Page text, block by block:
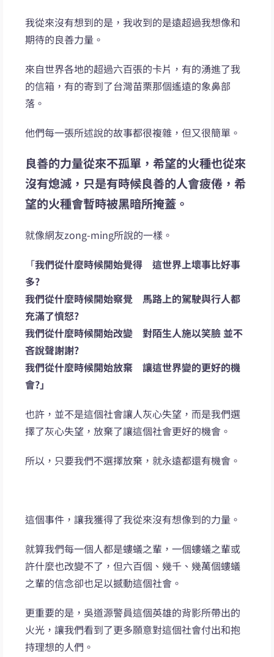
我從來沒有想到的是，我收到的是遠超過我想像和
期待的良善力量。
來自世界各地的超過六百張的卡片，有的湧進了我
的信箱，有的寄到了台灣苗栗那個遙遠的象鼻部
落。
他們每一張所述說的故事都很複雜，但又很簡單。
良善的力量從來不孤單，希望的火種也從來
沒有熄滅，只是有時候良善的人會疲倦，希
望的火種會暫時被黑暗所掩蓋。
就像網友zong-ming所說的一樣。
「我們從什麼時候開始覺得 這世界上壞事比好事
多?
我們從什麼時候開始察覺 馬路上的駕駛與行人都
充滿了憤怒?
我們從什麼時候開始改變 對陌生人施以笑臉 並不
吝說聲謝謝?
我們從什麼時候開始放棄 讓這世界變的更好的機
會?」
也許，並不是這個社會讓人灰心失望，而是我們選
擇了灰心失望，放棄了讓這個社會更好的機會。
所以，只要我們不選擇放棄，就永遠都還有機會。
這個事件，讓我獲得了我從來沒有想像到的力量。
就算我們每一個人都是螻蟻之輩，一個螻蟻之輩或
許什麼也改變不了，但六百個、幾千、幾萬個螻蟻
之輩的信念卻也足以撼動這個社會。
更重要的是，吳道源警員這個英雄的背影所帶出的
火光，讓我們看到了更多願意對這個社會付出和抱
持理想的人們。